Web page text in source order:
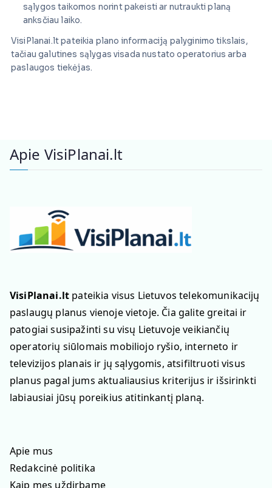
sąlygos taikomos norint pakeisti ar nutraukti planą
anksčiau laiko.
VisiPlanai.lt pateikia plano informaciją palyginimo tikslais,
tačiau galutines sąlygas visada nustato operatorius arba
paslaugos tiekėjas.
Apie VisiPlanai.lt
VisiPlanai.lt pateikia visus Lietuvos telekomunikacijų
paslaugų planus vienoje vietoje. Čia galite greitai ir
patogiai susipažinti su visų Lietuvoje veikiančių
operatorių siūlomais mobiliojo ryšio, interneto ir
televizijos planais ir jų sąlygomis, atsifiltruoti visus
planus pagal jums aktualiausius kriterijus ir išsirinkti
labiausiai jūsų poreikius atitinkantį planą.
Apie mus
Redakcinė politika
Kaip mes uždirbame